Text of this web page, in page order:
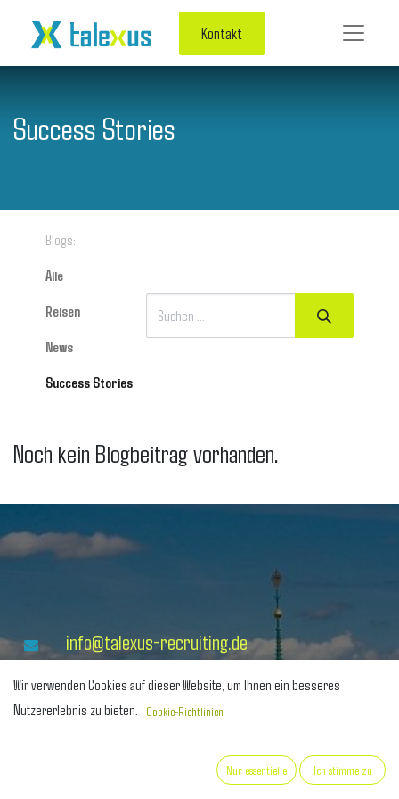
Kontakt
Success Stories
Blogs:
Alle
Reisen
News
Success Stories
Noch kein Blogbeitrag vorhanden.
info@talexus-recruiting.de
040 35 774 393
0176 3411 0152
Wir verwenden Cookies auf dieser Website, um Ihnen ein besseres
Nutzererlebnis zu bieten.
Cookie-Richtlinien
Nur essentielle Ich stimme zu